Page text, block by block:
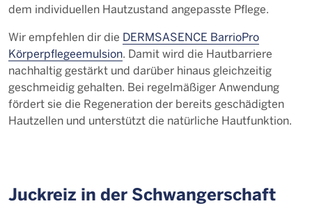
dem individuellen Hautzustand angepasste Pflege.
Wir empfehlen dir die DERMSASENCE BarrioPro
Körperpflegeemulsion. Damit wird die Hautbarriere
nachhaltig gestärkt und darüber hinaus gleichzeitig
geschmeidig gehalten. Bei regelmäßiger Anwendung
fördert sie die Regeneration der bereits geschädigten
Hautzellen und unterstützt die natürliche Hautfunktion.
Juckreiz in der Schwangerschaft